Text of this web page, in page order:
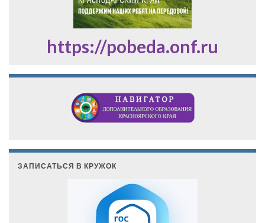
https://pobeda.onf.ru
ЗАПИСАТЬСЯ В КРУЖОК